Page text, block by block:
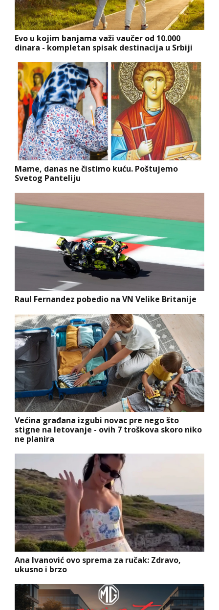
Evo u kojim banjama važi vaučer od 10.000
dinara - kompletan spisak destinacija u Srbiji
Mame, danas ne čistimo kuću. Poštujemo
Svetog Panteliju
Raul Fernandez pobedio na VN Velike Britanije
Većina građana izgubi novac pre nego što
stigne na letovanje - ovih 7 troškova skoro niko
ne planira
Ana Ivanović ovo sprema za ručak: Zdravo,
ukusno i brzo